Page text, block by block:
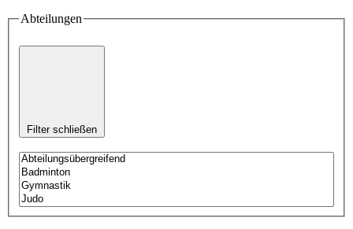
Abteilungen
Filter schließen